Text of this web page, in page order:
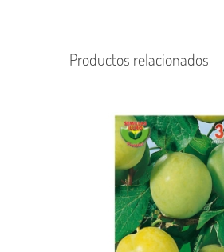
Productos relacionados